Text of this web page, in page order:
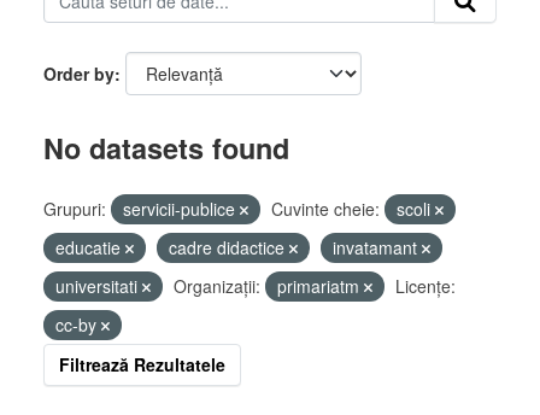
Order by
No datasets found
Grupuri: servicii-publice Cuvinte cheie:
scoli
educatie
cadre didactice
invatamant
universitati
Organizații: primariatm
Licenţe:
cc-by
Filtrează Rezultatele